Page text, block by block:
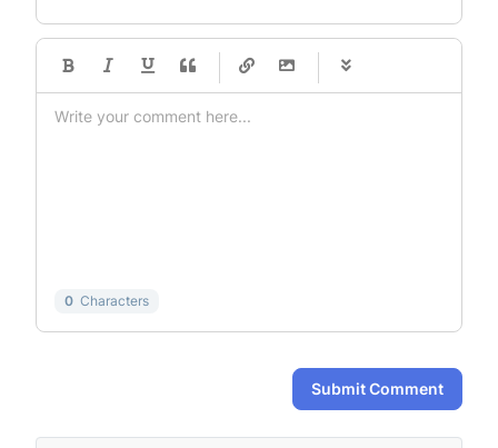
-
-
-
-
0 Characters
Submit Comment